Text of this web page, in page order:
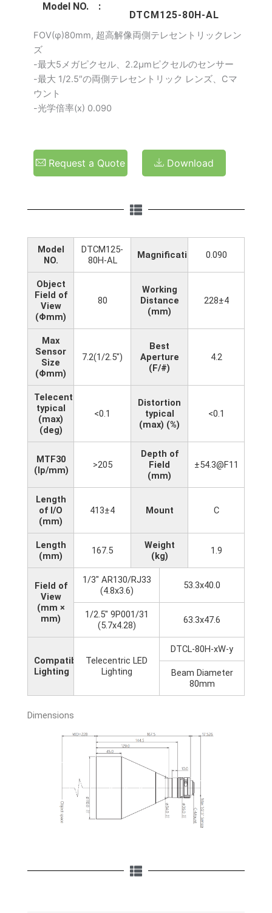
Model NO. :
DTCM125-80H-AL
FOV(φ)80mm, 超高解像両側テレセントリックレン
ズ
-最大5メガピクセル、2.2μmピクセルのセンサー
-最大 1/2.5″の両側テレセントリック レンズ、Cマ
ウント
-光学倍率(x) 0.090
Request a Quote Download
Model
NO.
DTCM125-
80H-AL
Magnification(x)0.090
Object
Field of
View
(Φmm)
80
Working
Distance
(mm)
228±4
Max
Sensor
Size
(Φmm)
7.2(1/2.5")
Best
Aperture
(F/#)
4.2
Telecentricity
typical
(max)
(deg)
<0.1
Distortion
typical
(max) (%)
<0.1
MTF30
(lp/mm)
>205
Depth of
Field
(mm)
±54.3@F11
Length
of I/O
(mm)
413±4 Mount C
Length
(mm)
167.5
Weight
(kg)
1.9
Field of
View
(mm ×
mm)
1/3" AR130/RJ33
(4.8x3.6)
53.3x40.0
1/2.5" 9P001/31
(5.7x4.28)
63.3x47.6
Compatible
Lighting
Telecentric LED
Lighting
DTCL-80H-xW-y
Beam Diameter
80mm
Dimensions